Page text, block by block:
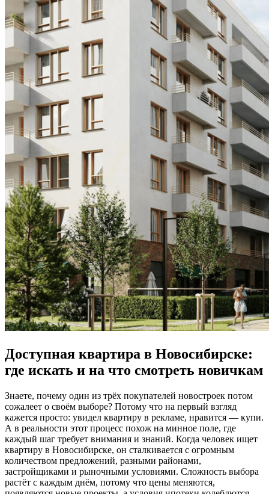
Доступная квартира в Новосибирске:
где искать и на что смотреть новичкам
Знаете, почему один из трёх покупателей новостроек потом
сожалеет о своём выборе? Потому что на первый взгляд
кажется просто: увидел квартиру в рекламе, нравится — купи.
А в реальности этот процесс похож на минное поле, где
каждый шаг требует внимания и знаний. Когда человек ищет
квартиру в Новосибирске, он сталкивается с огромным
количеством предложений, разными районами,
застройщиками и рыночными условиями. Сложность выбора
растёт с каждым днём, потому что цены меняются,